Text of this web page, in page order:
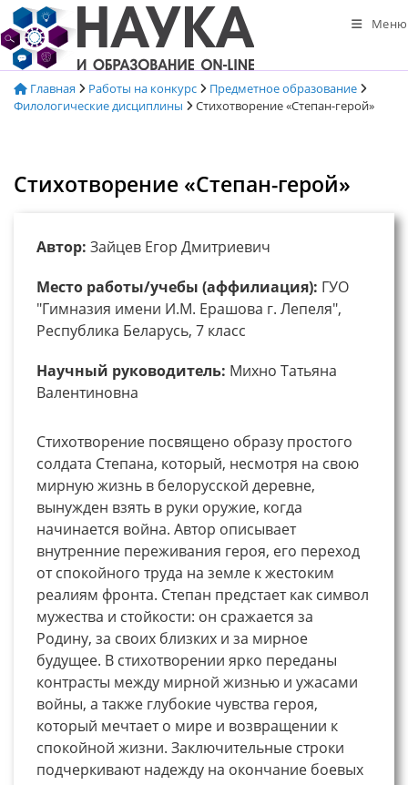
Перейти
к
содержимому
Меню
Главная Работы на конкурс
Предметное образование
Филологические дисциплины
Стихотворение «Степан-герой»
Стихотворение «Степан-герой»
Автор: Зайцев Егор Дмитриевич
Место работы/учебы (аффилиация): ГУО
"Гимназия имени И.М. Ерашова г. Лепеля",
Республика Беларусь, 7 класс
Научный руководитель: Михно Татьяна
Валентиновна
Стихотворение посвящено образу простого
солдата Степана, который, несмотря на свою
мирную жизнь в белорусской деревне,
вынужден взять в руки оружие, когда
начинается война. Автор описывает
внутренние переживания героя, его переход
от спокойного труда на земле к жестоким
реалиям фронта. Степан предстает как символ
мужества и стойкости: он сражается за
Родину, за своих близких и за мирное
будущее. В стихотворении ярко переданы
контрасты между мирной жизнью и ужасами
войны, а также глубокие чувства героя,
который мечтает о мире и возвращении к
спокойной жизни. Заключительные строки
подчеркивают надежду на окончание боевых